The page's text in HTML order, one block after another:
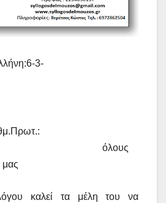
3-
όλους
μας
καλεί τα μέλη του να